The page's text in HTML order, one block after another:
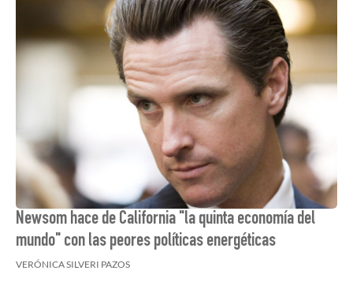
Newsom hace de California "la quinta economía del
mundo" con las peores políticas energéticas
VERÓNICA SILVERI PAZOS